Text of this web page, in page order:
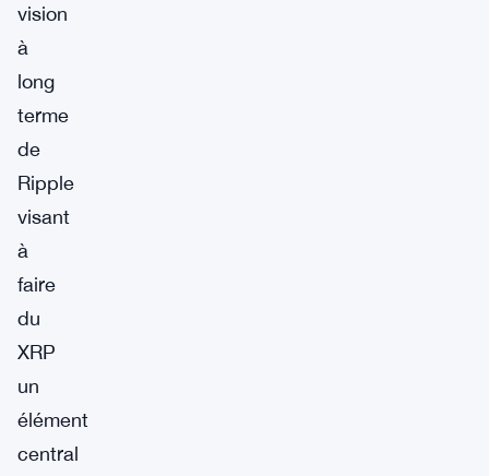
vision
à
long
terme
de
Ripple
visant
à
faire
du
XRP
un
élément
central